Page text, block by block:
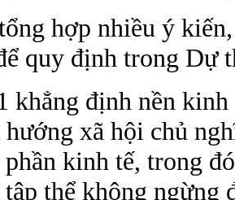
hợp nhiều ý
quy định trong Dự
khẳng định nền
xã hội chủ
kinh tế, trong
thể không